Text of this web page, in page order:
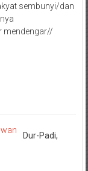
sembunyi/dan
mendengar//
Dur-Padi,